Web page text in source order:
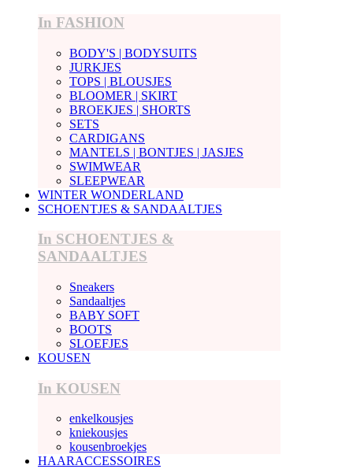
In FASHION
BODY'S | BODYSUITS
JURKJES
TOPS | BLOUSJES
BLOOMER | SKIRT
BROEKJES | SHORTS
SETS
CARDIGANS
MANTELS | BONTJES | JASJES
SWIMWEAR
SLEEPWEAR
WINTER WONDERLAND
SCHOENTJES & SANDAALTJES
In SCHOENTJES &
SANDAALTJES
Sneakers
Sandaaltjes
BABY SOFT
BOOTS
SLOEFJES
KOUSEN
In KOUSEN
enkelkousjes
kniekousjes
kousenbroekjes
HAARACCESSOIRES